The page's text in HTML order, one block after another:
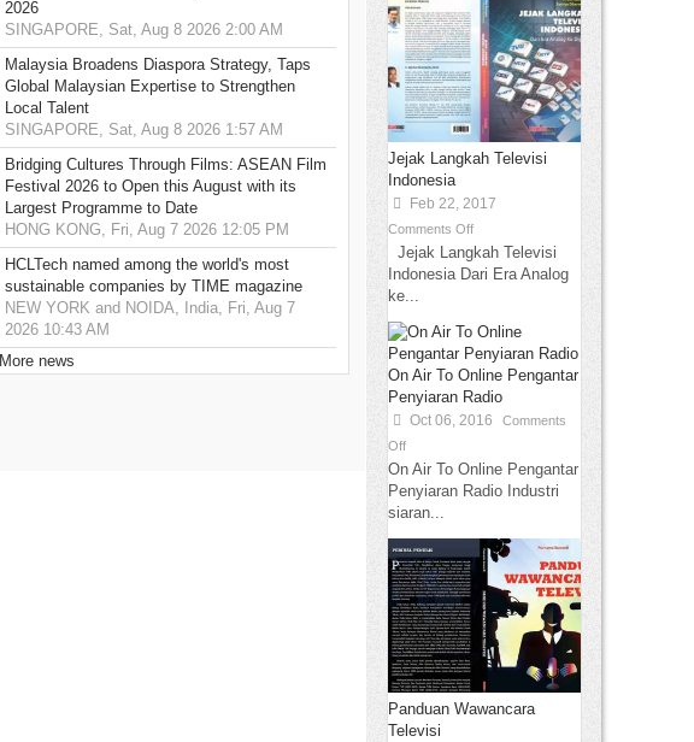
2026
SINGAPORE, Sat, Aug 8 2026 2:00 AM
Malaysia Broadens Diaspora Strategy, Taps
Global Malaysian Expertise to Strengthen
Local Talent
SINGAPORE, Sat, Aug 8 2026 1:57 AM
Bridging Cultures Through Films: ASEAN Film
Festival 2026 to Open this August with its
Largest Programme to Date
HONG KONG, Fri, Aug 7 2026 12:05 PM
HCLTech named among the world's most
sustainable companies by TIME magazine
NEW YORK and NOIDA, India, Fri, Aug 7
2026 10:43 AM
More news
Jejak Langkah Televisi
Indonesia
Feb 22, 2017
Comments Off
Jejak Langkah Televisi
Indonesia Dari Era Analog
ke...
On Air To Online Pengantar
Penyiaran Radio
Oct 06, 2016
Comments
Off
On Air To Online Pengantar
Penyiaran Radio Industri
siaran...
Panduan Wawancara
Televisi